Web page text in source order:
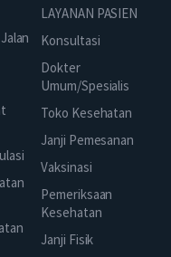
LAYANAN PASIEN
Konsultasi
Dokter
Umum/Spesialis
Toko Kesehatan
Janji Pemesanan
Vaksinasi
Pemeriksaan
Kesehatan
Janji Fisik